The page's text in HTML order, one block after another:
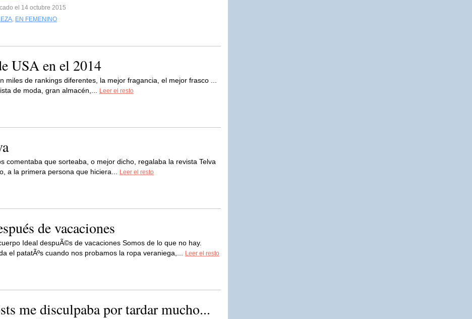
el 14 octubre 2015
, EN FEMENINO
USA en el 2014
miles de rankings diferentes, la mejor fragancia, el mejor frasco ...
de moda, gran almacén,...
Leer el resto
comentaba que sorteaba, o mejor dicho, regalaba la revista Telva
a la primera persona que hiciera...
Leer el resto
de vacaciones
Ideal despuÃ©s de vacaciones Somos de lo que no hay.
el patatÃºs cuando nos probamos la ropa veraniega,...
Leer el resto
me disculpaba por tardar mucho...